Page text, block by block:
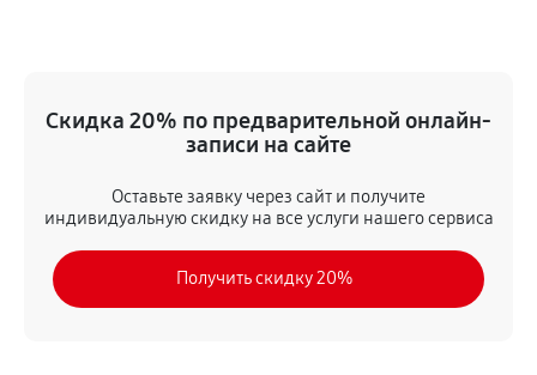
Скидка 20% по предварительной онлайн-
записи на сайте
Оставьте заявку через сайт и получите
индивидуальную скидку на все услуги нашего сервиса
Получить скидку 20%